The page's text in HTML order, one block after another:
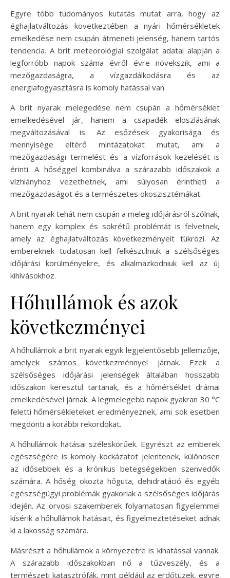
Egyre több tudományos kutatás mutat arra, hogy az
éghajlatváltozás következtében a nyári hőmérsékletek
emelkedése nem csupán átmeneti jelenség, hanem tartós
tendencia. A brit meteorológiai szolgálat adatai alapján a
legforróbb napok száma évről évre növekszik, ami a
mezőgazdaságra, a vízgazdálkodásra és az
energiafogyasztásra is komoly hatással van.
A brit nyarak melegedése nem csupán a hőmérséklet
emelkedésével jár, hanem a csapadék eloszlásának
megváltozásával is. Az esőzések gyakorisága és
mennyisége eltérő mintázatokat mutat, ami a
mezőgazdasági termelést és a vízforrások kezelését is
érinti. A hőséggel kombinálva a szárazabb időszakok a
vízhiányhoz vezethetnek, ami súlyosan érintheti a
mezőgazdaságot és a természetes ökoszisztémákat.
A brit nyarak tehát nem csupán a meleg időjárásról szólnak,
hanem egy komplex és sokrétű problémát is felvetnek,
amely az éghajlatváltozás következményeit tükrözi. Az
embereknek tudatosan kell felkészülniük a szélsőséges
időjárási körülményekre, és alkalmazkodniuk kell az új
kihívásokhoz.
Hőhullámok és azok
következményei
A hőhullámok a brit nyarak egyik legjelentősebb jellemzője,
amelyek számos következménnyel járnak. Ezek a
szélsőséges időjárási jelenségek általában hosszabb
időszakon keresztül tartanak, és a hőmérséklet drámai
emelkedésével járnak. A legmelegebb napok gyakran 30 °C
feletti hőmérsékleteket eredményeznek, ami sok esetben
megdönti a korábbi rekordokat.
A hőhullámok hatásai széleskörűek. Egyrészt az emberek
egészségére is komoly kockázatot jelentenek, különösen
az idősebbek és a krónikus betegségekben szenvedők
számára. A hőség okozta hőguta, dehidratáció és egyéb
egészségügyi problémák gyakoriak a szélsőséges időjárás
idején. Az orvosi szakemberek folyamatosan figyelemmel
kísérik a hőhullámok hatásait, és figyelmeztetéseket adnak
ki a lakosság számára.
Másrészt a hőhullámok a környezetre is kihatással vannak.
A szárazabb időszakokban nő a tűzveszély, és a
természeti katasztrófák, mint például az erdőtüzek, egyre